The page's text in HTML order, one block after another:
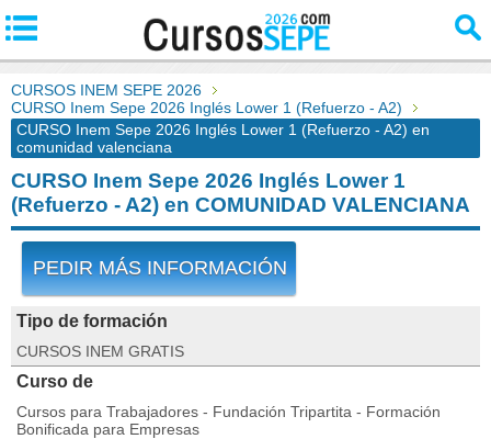
CURSOS INEM SEPE 2026
CURSO Inem Sepe 2026 Inglés Lower 1 (Refuerzo - A2)
CURSO Inem Sepe 2026 Inglés Lower 1 (Refuerzo - A2) en
comunidad valenciana
CURSO Inem Sepe 2026 Inglés Lower 1
(Refuerzo - A2) en COMUNIDAD VALENCIANA
PEDIR MÁS INFORMACIÓN
Tipo de formación
CURSOS INEM GRATIS
Curso de
Cursos para Trabajadores - Fundación Tripartita - Formación
Bonificada para Empresas